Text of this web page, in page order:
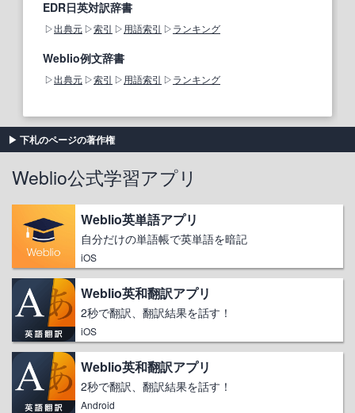
EDR日英対訳辞書
出典元 索引 用語索引 ランキング
Weblio例文辞書
出典元 索引 用語索引 ランキング
下札のページの著作権
Weblio公式学習アプリ
Weblio英単語アプリ
自分だけの単語帳で英単語を暗記
iOS
Weblio英和翻訳アプリ
2秒で翻訳、翻訳結果を話す！
iOS
Weblio英和翻訳アプリ
2秒で翻訳、翻訳結果を話す！
Android